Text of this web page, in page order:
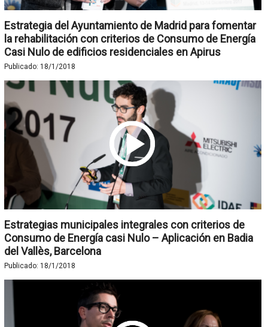
Estrategia del Ayuntamiento de Madrid para fomentar
la rehabilitación con criterios de Consumo de Energía
Casi Nulo de edificios residenciales en Apirus
Publicado: 18/1/2018
Estrategias municipales integrales con criterios de
Consumo de Energía casi Nulo – Aplicación en Badia
del Vallès, Barcelona
Publicado: 18/1/2018